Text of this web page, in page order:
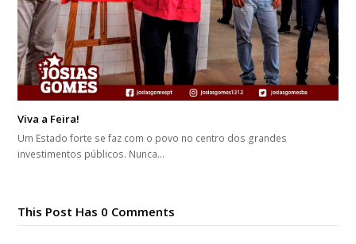
Viva a Feira!
Um Estado forte se faz com o povo no centro dos grandes
investimentos públicos. Nunca…
This Post Has 0 Comments